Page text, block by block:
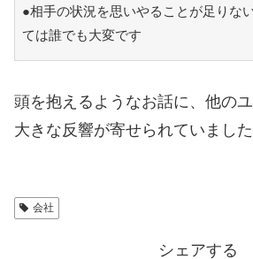
●相手の状況を思いやることが足りな
ては誰でも大変です
頭を抱えるようなお話に、他の
大きな反響が寄せられていました
会社
シェアする